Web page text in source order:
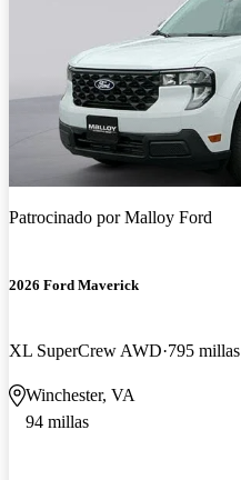
Patrocinado porMalloy Ford
2026 Ford Maverick
XL SuperCrew AWD 795 millas
Winchester, VA
94 millas